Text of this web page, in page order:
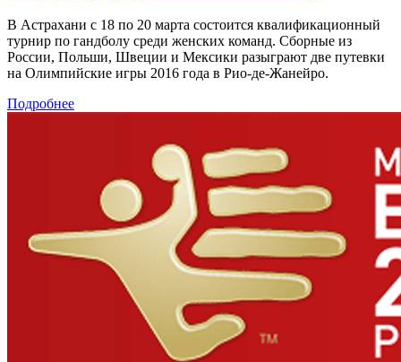
В Астрахани с 18 по 20 марта состоится квалификационный
турнир по гандболу среди женских команд. Сборные из
России, Польши, Швеции и Мексики разыграют две путевки
на Олимпийские игры 2016 года в Рио-де-Жанейро.
Подробнее